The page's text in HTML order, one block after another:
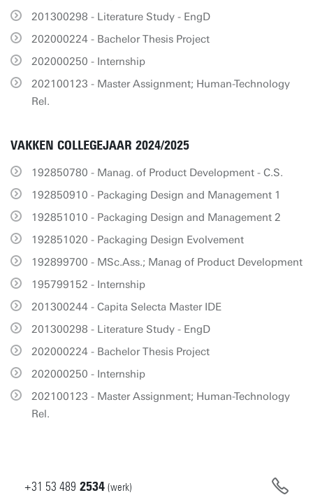
201300298 - Literature Study - EngD
202000224 - Bachelor Thesis Project
202000250 - Internship
202100123 - Master Assignment; Human-Technology
Rel.
VAKKEN COLLEGEJAAR 2024/2025
192850780 - Manag. of Product Development - C.S.
192850910 - Packaging Design and Management 1
192851010 - Packaging Design and Management 2
192851020 - Packaging Design Evolvement
192899700 - MSc.Ass.; Manag of Product Development
195799152 - Internship
201300244 - Capita Selecta Master IDE
201300298 - Literature Study - EngD
202000224 - Bachelor Thesis Project
202000250 - Internship
202100123 - Master Assignment; Human-Technology
Rel.
+31 53 489 2534 (werk)